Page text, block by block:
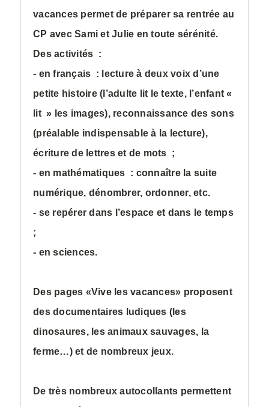
vacances permet de préparer sa rentrée au
CP avec Sami et Julie en toute sérénité.
Des activités :
- en français : lecture à deux voix d’une
petite histoire (l’adulte lit le texte, l’enfant «
lit » les images), reconnaissance des sons
(préalable indispensable à la lecture),
écriture de lettres et de mots ;
- en mathématiques : connaître la suite
numérique, dénombrer, ordonner, etc.
- se repérer dans l’espace et dans le temps
;
- en sciences.
Des pages «Vive les vacances» proposent
des documentaires ludiques (les
dinosaures, les animaux sauvages, la
ferme…) et de nombreux jeux.
De très nombreux autocollants permettent